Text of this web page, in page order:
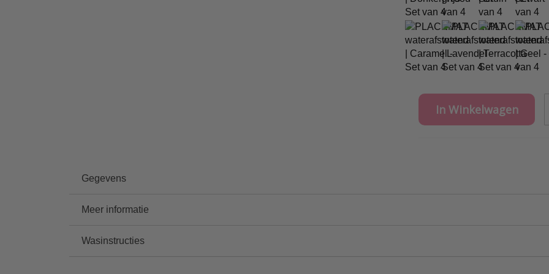
In Winkelwagen
Gegevens
Meer informatie
Wasinstructies